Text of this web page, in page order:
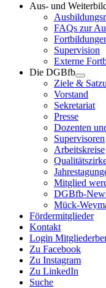
Aus- und
FAQs zur
Supervision
Externe
Die DGBfb
Ziele &
Vorstand
Sekretariat
Presse
Dozenten
Supervisoren
Arbeitskreise
Mitglied
DGBfb-
Mück-
Fördermitglieder
Kontakt
Login
Zu Facebook
Zu Instagram
Zu LinkedIn
Suche